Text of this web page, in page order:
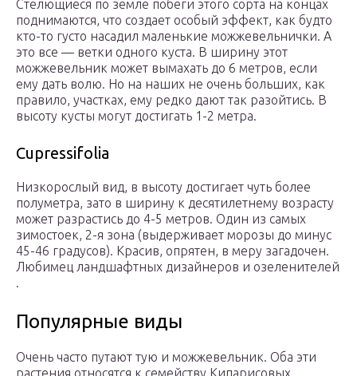
Стелющиеся по земле побеги этого сорта на концах
поднимаются, что создает особый эффект, как будто
кто-то густо насадил маленькие можжевельнички. А
это все — ветки одного куста. В ширину этот
можжевельник может вымахать до 6 метров, если
ему дать волю. Но на наших не очень больших, как
правило, участках, ему редко дают так разойтись. В
высоту кусты могут достигать 1-2 метра.
Cupressifolia
Низкорослый вид, в высоту достигает чуть более
полуметра, зато в ширину к десятилетнему возрасту
может разрастись до 4-5 метров. Один из самых
зимостоек, 2-я зона (выдерживает морозы до минус
45-46 градусов). Красив, опрятен, в меру загадочен.
Любимец ландшафтных дизайнеров и озеленителей
.
Популярные виды
Очень часто путают тую и можжевельник. Оба эти
растения относятся к семейству Кипарисовых